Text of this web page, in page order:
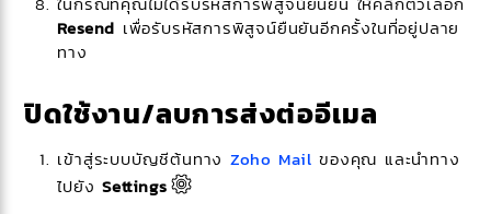
Resend เพื่อรับรหัสการพิสูจน์ยืนยันอีกครั้งในที่อยู่ปลาย
ทาง
ปิดใช้งาน/ลบการส่งต่ออีเมล
เข้าสู่ระบบบัญชีต้นทางZoho Mail ของคุณ และนำทาง
ไปยังSettings